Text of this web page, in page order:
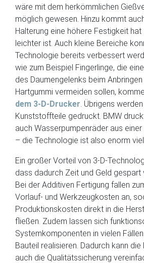
wäre mit dem herkömmlichen
möglich gewesen. Hinzu kommt
Halterung eine höhere Festigkeit hat
leichter ist. Auch kleine Bereiche
Technologie bereits verbessert
wie zum Beispiel Fingerlinge, die
des Daumengelenks beim
Hartgummi vermeiden sollen,
dem 3-D-Drucker. Übrigens
Kunststoffteile gedruckt. BMW
auch Wasserpumpenräder aus einer
– die Technologie ist also enorm
Ein großer Vorteil von 3-D-
dass dadurch Zeit und Geld gespart
Bei der Additiven Fertigung fallen
Vorlauf- und Werkzeugkosten an,
Produktionskosten direkt in die
fließen. Zudem lassen sich
Systemkomponenten in vielen
Bauteil realisieren. Dadurch kann
auch die Qualitätssicherung